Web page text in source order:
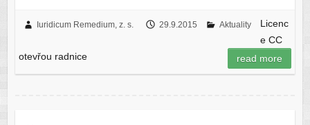
Iuridicum Remedium, z. s. 29.9.2015 Aktuality
Licenc
e CC
otevřou radnice
read more